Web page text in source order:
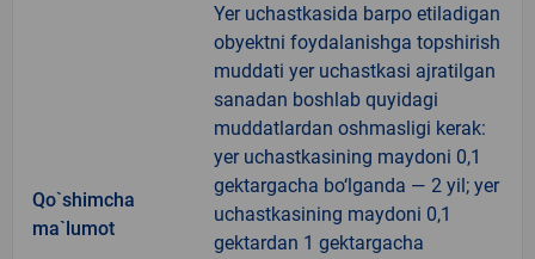
Qo`shimcha
ma`lumot
Yer uchastkasida barpo etiladigan
obyektni foydalanishga topshirish
muddati yer uchastkasi ajratilgan
sanadan boshlab quyidagi
muddatlardan oshmasligi kerak:
yer uchastkasining maydoni 0,1
gektargacha bo‘lganda — 2 yil; yer
uchastkasining maydoni 0,1
gektardan 1 gektargacha